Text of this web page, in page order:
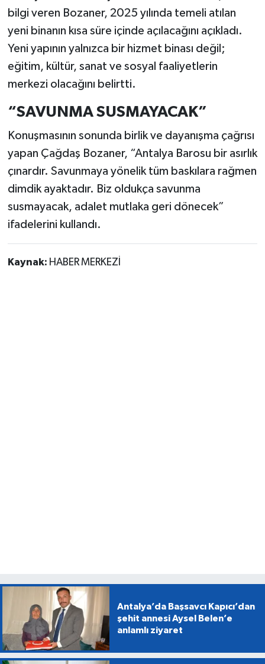
bilgi veren Bozaner, 2025 yılında temeli atılan
yeni binanın kısa süre içinde açılacağını açıkladı.
Yeni yapının yalnızca bir hizmet binası değil;
eğitim, kültür, sanat ve sosyal faaliyetlerin
merkezi olacağını belirtti.
“SAVUNMA SUSMAYACAK”
Konuşmasının sonunda birlik ve dayanışma çağrısı
yapan Çağdaş Bozaner, “Antalya Barosu bir asırlık
çınardır. Savunmaya yönelik tüm baskılara rağmen
dimdik ayaktadır. Biz oldukça savunma
susmayacak, adalet mutlaka geri dönecek”
ifadelerini kullandı.
Kaynak: HABER MERKEZİ
Antalya’da Başsavcı Kapıcı’dan
şehit annesi Aysel Belen’e
anlamlı ziyaret